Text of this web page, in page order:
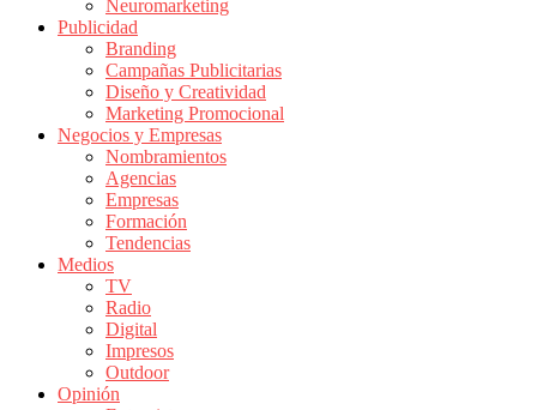
Colombia
Magazine
Publicidad
Marketing
Noticias
Actualidad
Mercadeo
Colombia
Neuromarketing
Publicidad
Branding
Campañas Publicitarias
Diseño y Creatividad
Marketing Promocional
Negocios y Empresas
Nombramientos
Agencias
Empresas
Formación
Tendencias
Medios
TV
Radio
Digital
Impresos
Outdoor
Opinión